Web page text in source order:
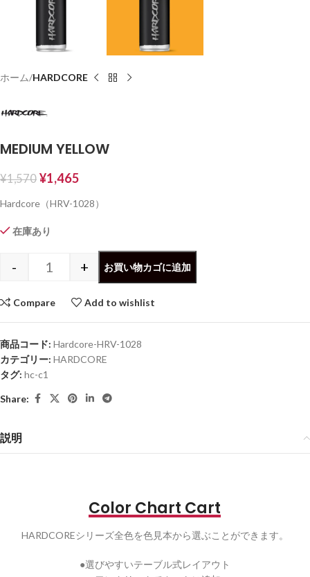
ホーム HARDCORE
MEDIUM YELLOW
¥1,570 ¥1,465
Hardcore（HRV-1028）
在庫あり
- + お買い物カゴに追加
Compare Add to wishlist
商品コード: Hardcore-HRV-1028
カテゴリー: HARDCORE
タグ: hc-c1
Share:
説明
Color Chart Cart
HARDCOREシリーズ全色を色見本から選ぶことができます。
●選びやすいテーブル式レイアウト